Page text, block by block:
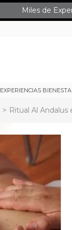
Miles de
EXPERIENCIAS
> Ritual Al Andalus